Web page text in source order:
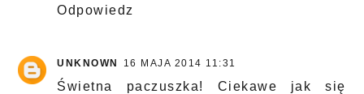
Odpowiedz
UNKNOWN 16 MAJA 2014 11:31
Świetna paczuszka! Ciekawe jak się